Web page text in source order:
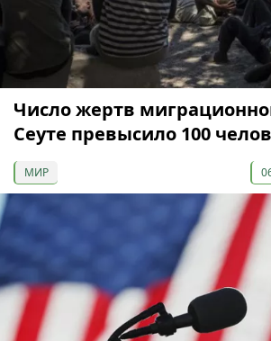
Число жертв
Сеуте превысило 100
МИР